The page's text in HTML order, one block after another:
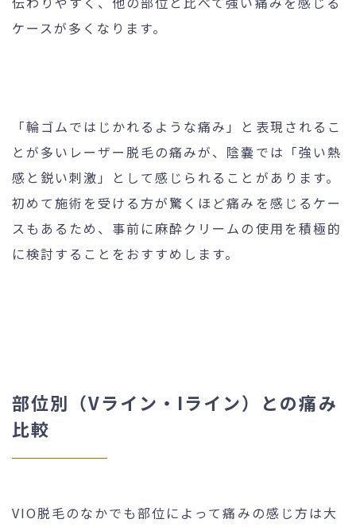
ケースが多くなります。
「輪ゴムではじかれるような痛み」と表現されるこ
とが多いレーザー脱毛の痛みが、陰嚢では「強い熱
感と鋭い刺激」として感じられることがあります。
初めて施術を受ける方が驚くほど痛みを感じるケー
スもあるため、事前に麻酔クリームの使用を積極的
に検討することをおすすめします。
部位別（Vライン・Iライン）との痛み
比較
VIO脱毛のなかでも部位によって痛みの感じ方は大